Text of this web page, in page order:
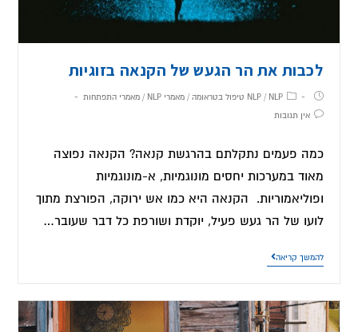
לכבות את הר הגעש של הקנאה בזוגיות
NLP/ NLP טיפול בטראומה /מאמרי NLP /מאמרי התפתחות
אין תגובות
כמה פעמים נתקלתם בהרגשת קנאה? הקנאה נפוצה
מאוד במערכות יחסים מונוגמיות, א-מונוגמיות
ופוליאמוריות. הקנאה היא כמו אש ירוקה, הפורצת מתוך
לועו של הר געש פעיל, יוקדת ושורפת כל דבר שעובר…
להמשך קריאה